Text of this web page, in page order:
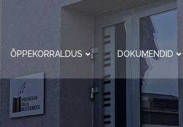
ÕPPEKORRALDUS DOKUMENDID